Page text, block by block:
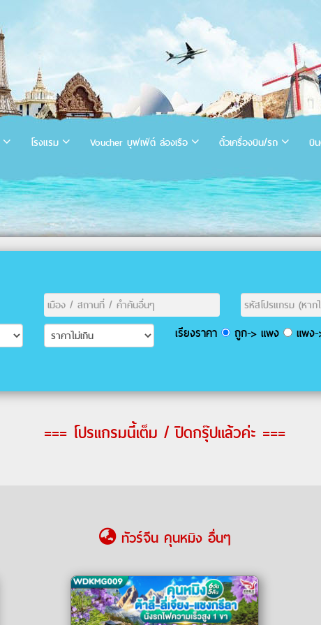
โรงแรม Voucher บุฟเฟ่ต์ ล่องเรือ ตั๋วเครื่องบิน/รถ บิ
เรียงราคา ถูก-> แพง แพง-
=== โปรแกรมนี้เต็ม / ปิดกรุ๊ปแล้วค่ะ ===
ทัวร์จีน คุนหมิง อื่นๆ